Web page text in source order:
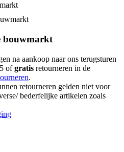
bouwmarkt
na aankoop naar ons terugsturen
ofgratis retourneren in de
.
retourneren gelden niet voor
bederfelijke artikelen zoals